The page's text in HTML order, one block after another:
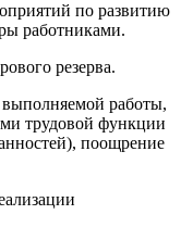
по развитию
работниками.
резерва.
выполняемой работы,
трудовой функции
поощрение